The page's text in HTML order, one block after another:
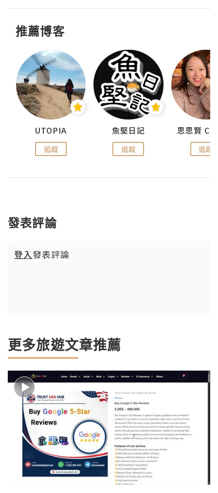
推薦博客
UTOPIA
追蹤
魚堅日記
追蹤 追蹤
發表評論
登入發表評論
更多旅遊文章推薦